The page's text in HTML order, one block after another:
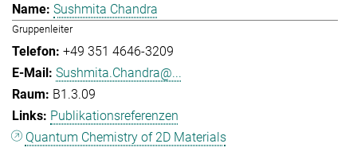
Sushmita Chandra
Gruppenleiter
+49 351 4646-3209
Sushmita.Chandra@...
B1.3.09
Publikationsreferenzen
Quantum Chemistry of 2D Materials